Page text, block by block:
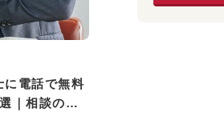
に電話で無料
｜相談の流